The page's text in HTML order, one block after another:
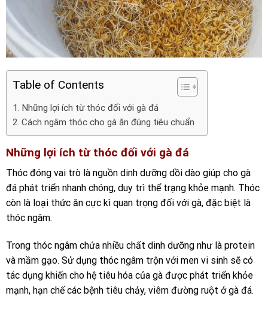
Table of Contents
Những lợi ích từ thóc đối với gà đá
Cách ngâm thóc cho gà ăn đúng tiêu chuẩn
Những lợi ích từ thóc đối với gà đá
Thóc đóng vai trò là nguồn dinh dưỡng dồi dào giúp cho gà
đá phát triển nhanh chóng, duy trì thể trạng khỏe mạnh. Thóc
còn là loại thức ăn cực kì quan trọng đối với gà, đặc biệt là
thóc ngâm.
Trong thóc ngâm chứa nhiều chất dinh dưỡng như là protein
và mầm gạo. Sử dụng thóc ngâm trộn với men vi sinh sẽ có
tác dụng khiến cho hệ tiêu hóa của gà được phát triển khỏe
mạnh, hạn chế các bệnh tiêu chảy, viêm đường ruột ở gà đá.